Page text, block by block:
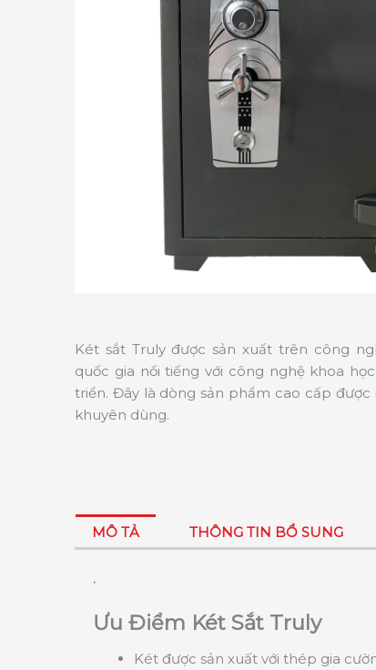
Két sắt Truly được sản xuất trên công
quốc gia nổi tiếng với công nghệ khoa
triển. Đây là dòng sản phẩm cao cấp được
khuyên dùng.
MÔ TẢ THÔNG TIN BỔ SUNG
.
Ưu Điểm Két Sắt Truly
Két được sản xuất với thép gia